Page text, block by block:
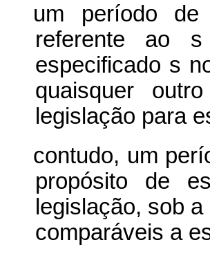
um período de
referente ao s
especificado s
quaisquer outro
legislação para
contudo, um
propósito de
legislação, sob
comparáveis a